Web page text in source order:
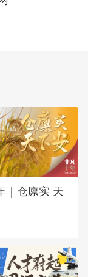
｜仓廪实 天